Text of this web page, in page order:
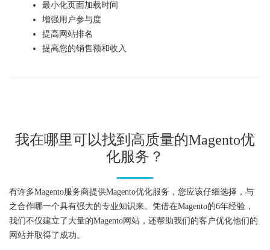
最小化页面加载时间
增强用户参与度
提高网站排名
提高您的销售额和收入
我在哪里可以找到高质量的Magento优
化服务？
有许多Magento服务商提供Magento优化服务，您应该仔细选择，与
之合作哪一个具有强大的专业知识来。凭借在Magento的6年经验，
我们不仅建立了大量的Magento网站，还帮助我们的客户优化他们的
网站并取得了成功。